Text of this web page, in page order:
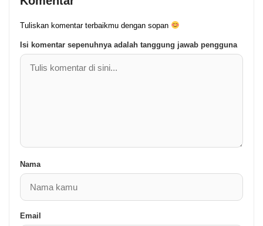
Tuliskan komentar terbaikmu dengan sopan
Isi komentar sepenuhnya adalah tanggung jawab pengguna
Nama
Email